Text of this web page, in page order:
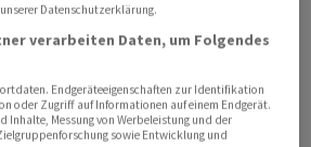
Regierungen ‌der USA und
Rheinmetall -Standort Unterlüss
der Kurzstreckenraketen
die weltweit erste Fertigungsstätte
Datenschutzerklärung.
verarbeiten Daten, um Folgendes
Endgeräteeigenschaften zur Identifikation
oder Zugriff auf Informationen auf einem Endgerät.
Inhalte, Messung von Werbeleistung und der
sowie Entwicklung und